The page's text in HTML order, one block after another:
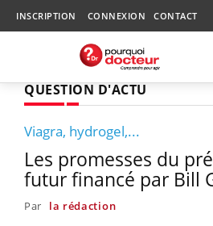
INSCRIPTION CONNEXION CONTACT
QUESTION D'ACTU
Viagra, hydrogel,...
Les promesses du
futur financé par Bill
Par la rédaction